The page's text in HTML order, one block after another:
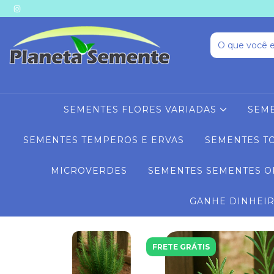
SEMENTES FLORES VARIADAS
SEMENTES TEMPEROS E ERVAS SEMENTES
MICROVERDES SEMENTES SEMENTES
GANHE
FRETE GRÁTIS